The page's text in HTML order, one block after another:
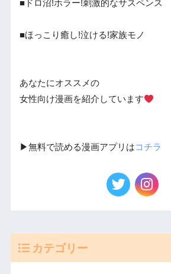
■ドロ沼!ホラー!刺激的なサスペンス
■ほっこり癒し!泣ける!家族モノ
あなたにオススメの
女性向け漫画を紹介しています
▶︎無料で読める漫画アプリはコチラ
カテゴリー